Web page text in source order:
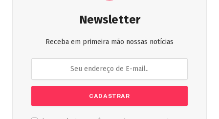
Newsletter
Receba em primeira mão nossas notícias